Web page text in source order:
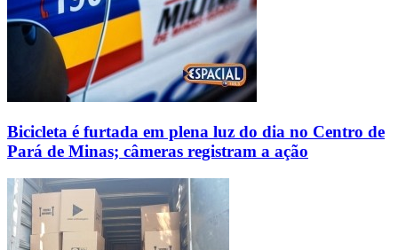
Bicicleta é furtada em plena luz do dia no Centro de
Pará de Minas; câmeras registram a ação